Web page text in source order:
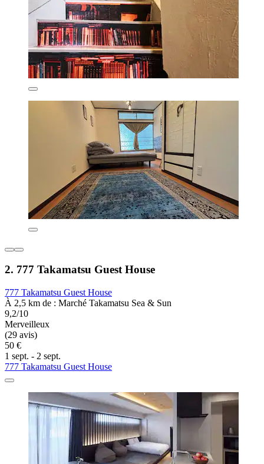
2. 777 Takamatsu Guest House
777 Takamatsu Guest House
À 2,5 km de : Marché Takamatsu Sea & Sun
9,2/10
Merveilleux
(29 avis)
50 €
1 sept. - 2 sept.
777 Takamatsu Guest House